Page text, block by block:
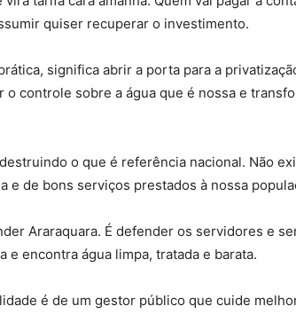
quiser recuperar o investimento.
significa abrir a porta para a
o controle sobre a água que é nossa e
o que é referência nacional. Não
e de bons serviços prestados à nossa
Araraquara. É defender os servidores e
e encontra água limpa, tratada e barata.
é de um gestor público que cuide